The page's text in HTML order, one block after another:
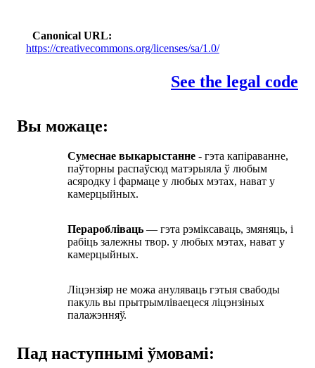
Canonical URL
https://creativecommons.org/licenses/sa/1.0/
See the legal code
Вы можаце:
Сумеснае выкарыстанне - гэта капіраванне,
паўторны распаўсюд матэрыяла ў любым
асяродку і фармаце у любых мэтах, нават у
камерцыйных.
Пераробліваць — гэта рэміксаваць, змяняць, і
рабіць залежны твор. у любых мэтах, нават у
камерцыйных.
Ліцэнзіяр не можа ануляваць гэтыя свабоды
пакуль вы прытрымліваецеся ліцэнзіных
палажэнняў.
Пад наступнымі ўмовамі: